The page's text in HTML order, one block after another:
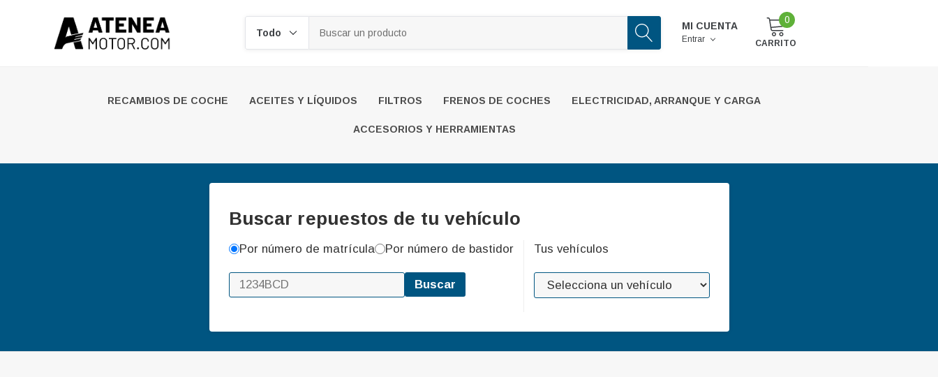
MI CUENTA
Entrar
0
CARRITO
RECAMBIOS DE COCHE ACEITES Y LÍQUIDOS FILTROS FRENOS DE COCHES ELECTRICIDAD, ARRANQUE Y CARGA
ACCESORIOS Y HERRAMIENTAS
Buscar repuestos de tu vehículo
Por número de matrícula Por número de bastidor
Buscar
Tus vehículos